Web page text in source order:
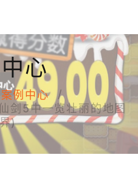
心
案例中心
剑5中一览壮丽的地图
)